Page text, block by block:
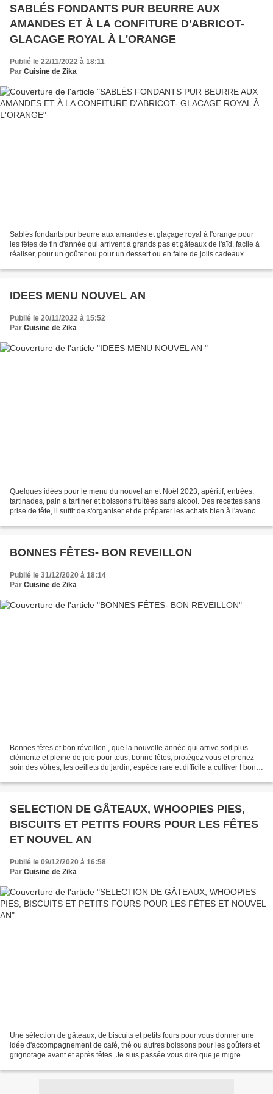
SABLÉS FONDANTS PUR BEURRE AUX
AMANDES ET À LA CONFITURE D'ABRICOT-
GLACAGE ROYAL À L'ORANGE
Publié le 22/11/2022 à 18:11
Par Cuisine de Zika
Sablés fondants pur beurre aux amandes et glaçage royal à l'orange pour
les fêtes de fin d'année qui arrivent à grands pas et gâteaux de l'aïd, facile à
réaliser, pour un goûter ou pour un dessert ou en faire de jolis cadeaux
IDEES MENU NOUVEL AN
Publié le 20/11/2022 à 15:52
Par Cuisine de Zika
Quelques idées pour le menu du nouvel an et Noël 2023, apéritif, entrées,
tartinades, pain à tartiner et boissons fruitées sans alcool. Des recettes sans
prise de tête, il suffit de s'organiser et de préparer les achats bien à l'avance,
BONNES FÊTES- BON REVEILLON
Publié le 31/12/2020 à 18:14
Par Cuisine de Zika
Bonnes fêtes et bon réveillon , que la nouvelle année qui arrive soit plus
clémente et pleine de joie pour tous, bonne fêtes, protégez vous et prenez
soin des vôtres, les oeillets du jardin, espèce rare et difficile à cultiver ! bon
SELECTION DE GÂTEAUX, WHOOPIES PIES,
BISCUITS ET PETITS FOURS POUR LES FÊTES
ET NOUVEL AN
Publié le 09/12/2020 à 16:58
Par Cuisine de Zika
Une sélection de gâteaux, de biscuits et petits fours pour vous donner une
idée d'accompagnement de café, thé ou autres boissons pour les goûters et
grignotage avant et après fêtes. Je suis passée vous dire que je migre